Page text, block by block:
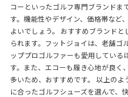
コーといったゴルフ専門ブランドま
す。機能性やデザイン、価格帯など
よいでしょう。 おすすめブランド
られます。フットジョイは、老舗ゴ
ッププロゴルファーも愛用している
す。また、エコーも履き心地が良く
多いため、おすすめです。 以上の
に合ったゴルフシューズを選んで、